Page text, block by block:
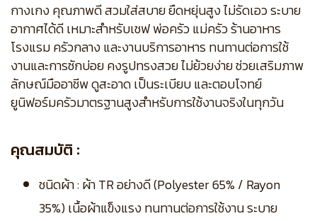
กางเกง คุณภาพดี สวมใส่สบาย ยืดหยุ่นสูง ไม่รัดเอว ระบาย
อากาศได้ดี เหมาะสำหรับเชฟ พ่อครัว แม่ครัว ร้านอาหาร
โรงแรม ครัวกลาง และงานบริการอาหาร ทนทานต่อการใช้
งานและการซักบ่อย คงรูปทรงสวย ไม่ย้วยง่าย ช่วยเสริมภาพ
ลักษณ์มืออาชีพ ดูสะอาด เป็นระเบียบ และตอบโจทย์
ยูนิฟอร์มครัวมาตรฐานสูงสำหรับการใช้งานจริงในทุกวัน
คุณสมบัติ :
ชนิดผ้า : ผ้า TR อย่างดี (Polyester 65% / Rayon
35%) เนื้อผ้าแข็งแรง ทนทานต่อการใช้งาน ระบาย